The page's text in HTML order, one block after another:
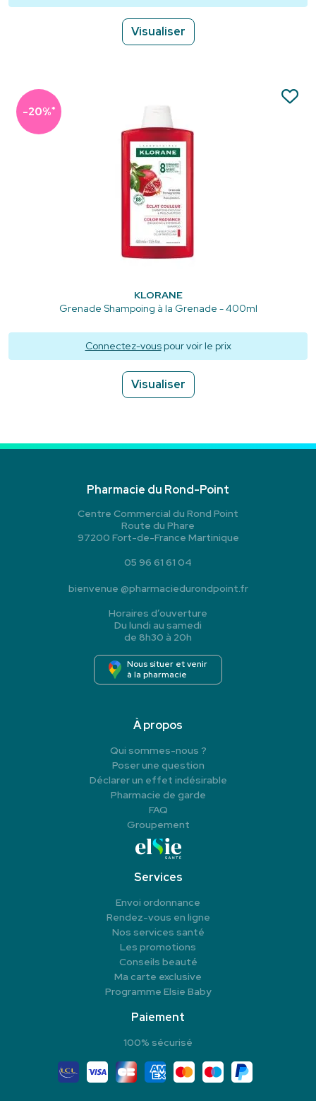
Visualiser
-20%*
KLORANE
Grenade Shampoing à la Grenade - 400ml
Connectez-vouspour voir le prix
Visualiser
Pharmacie du Rond-Point
Centre Commercial du Rond Point
Route du Phare
97200 Fort-de-France Martinique
05 96 61 61 04
bienvenue @pharmaciedurondpoint.fr
Horaires d’ouverture
Du lundi au samedi
de 8h30 à 20h
Nous situer et venir
à la pharmacie
À propos
Qui sommes-nous ?
Poser une question
Déclarer un effet indésirable
Pharmacie de garde
FAQ
Groupement
Services
Envoi ordonnance
Rendez-vous en ligne
Nos services santé
Les promotions
Conseils beauté
Ma carte exclusive
Programme Elsie Baby
Paiement
100% sécurisé